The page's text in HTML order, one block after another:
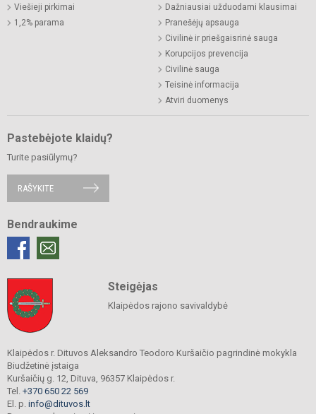
Viešieji pirkimai
1,2% parama
Dažniausiai užduodami klausimai
Pranešėjų apsauga
Civilinė ir priešgaisrinė sauga
Korupcijos prevencija
Civilinė sauga
Teisinė informacija
Atviri duomenys
Pastebėjote klaidų?
Turite pasiūlymų?
RAŠYKITE
Bendraukime
Steigėjas
Klaipėdos rajono savivaldybė
Klaipėdos r. Dituvos Aleksandro Teodoro Kuršaičio pagrindinė mokykla
Biudžetinė įstaiga
Kuršaičių g. 12, Dituva, 96357 Klaipėdos r.
Tel. +370 650 22 569
El. p. info@dituvos.lt